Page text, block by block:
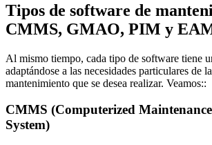
Tipos de software de
CMMS, GMAO, PIM y
Al mismo tiempo, cada tipo de software tiene
adaptándose a las necesidades particulares de
mantenimiento que se desea realizar. Veamos::
CMMS (Computerized
System)